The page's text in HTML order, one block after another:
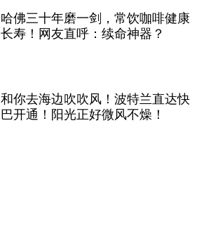
哈佛三十年磨一剑，常饮咖啡健康
长寿！网友直呼：续命神器？
和你去海边吹吹风！波特兰直达快
巴开通！阳光正好微风不燥！